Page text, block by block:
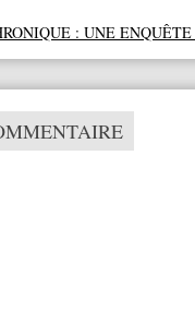
: UNE